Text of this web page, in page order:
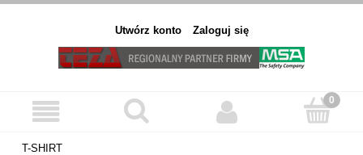
Utwórz konto Zaloguj się
T-SHIRT